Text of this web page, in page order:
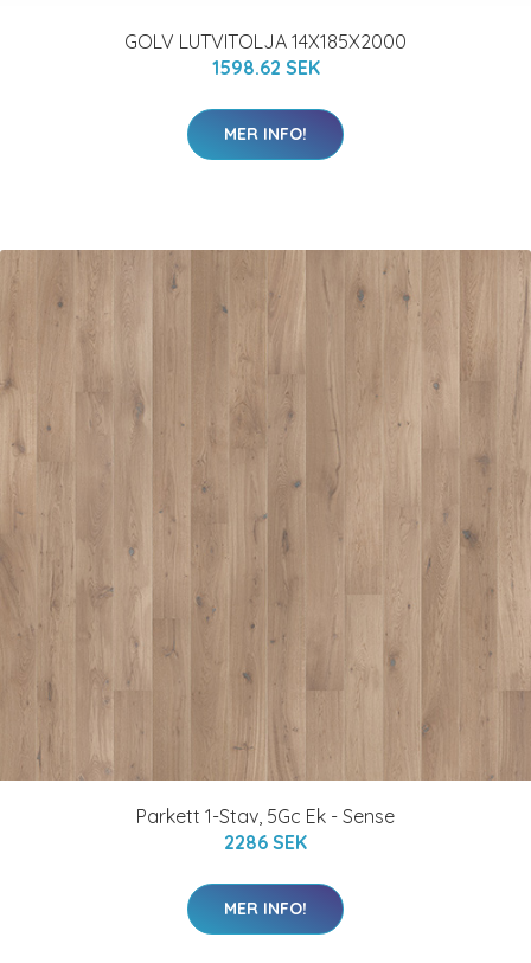
GOLV LUTVITOLJA 14X185X2000
1598.62 SEK
MER INFO!
Parkett 1-Stav, 5Gc Ek - Sense
2286 SEK
MER INFO!